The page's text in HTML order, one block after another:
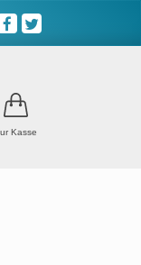
Kasse